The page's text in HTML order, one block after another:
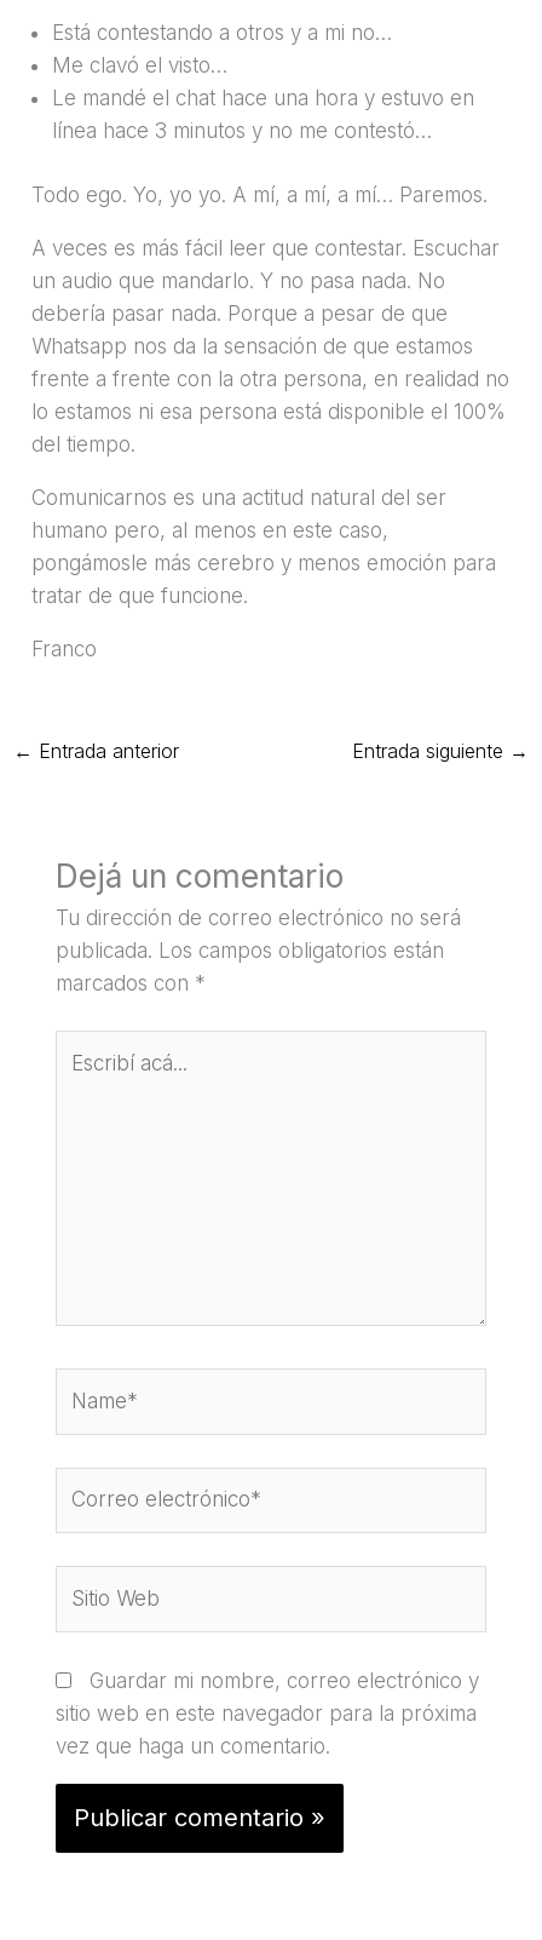
Está contestando a otros y a mi no…
Me clavó el visto…
Le mandé el chat hace una hora y estuvo en
línea hace 3 minutos y no me contestó…
Todo ego. Yo, yo yo. A mí, a mí, a mí… Paremos.
A veces es más fácil leer que contestar. Escuchar
un audio que mandarlo. Y no pasa nada. No
debería pasar nada. Porque a pesar de que
Whatsapp nos da la sensación de que estamos
frente a frente con la otra persona, en realidad no
lo estamos ni esa persona está disponible el 100%
del tiempo.
Comunicarnos es una actitud natural del ser
humano pero, al menos en este caso,
pongámosle más cerebro y menos emoción para
tratar de que funcione.
Franco
← Entrada anterior Entrada siguiente →
Dejá un comentario
Tu dirección de correo electrónico no será
publicada. Los campos obligatorios están
marcados con *
acá...
electrónico*
Web
Guardar mi nombre, correo electrónico y
sitio web en este navegador para la próxima
vez que haga un comentario.